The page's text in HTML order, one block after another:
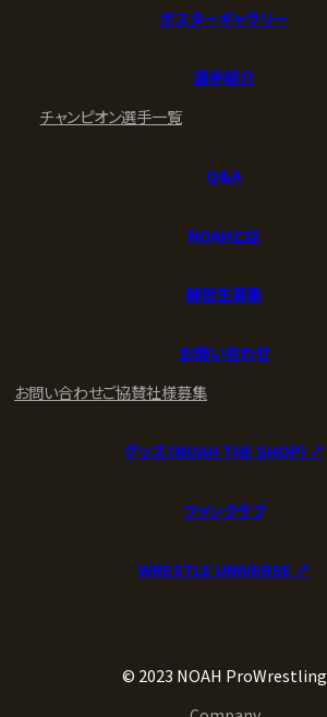
ポスターギャラリー
選手紹介
チャンピオン選手一覧
Q&A
NOAHとは
練習生募集
お問い合わせ
お問い合わせご協賛社様募集
グッズ (NOAH THE SHOP) ↗︎
ファンクラブ
WRESTLE UNIVERSE ↗︎
© 2023 NOAH ProWrestling